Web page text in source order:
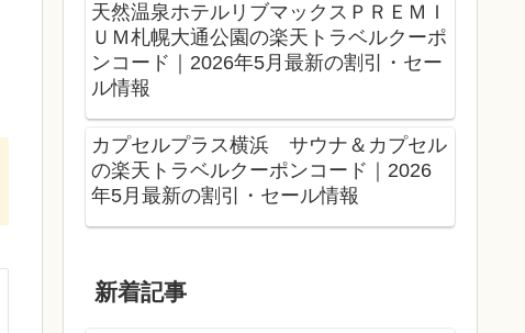
天然温泉ホテルリブマックスＰＲＥＭＩ
ＵＭ札幌大通公園の楽天トラベルクーポ
ンコード｜2026年5月最新の割引・セー
ル情報
カプセルプラス横浜 サウナ＆カプセル
の楽天トラベルクーポンコード｜2026
年5月最新の割引・セール情報
新着記事